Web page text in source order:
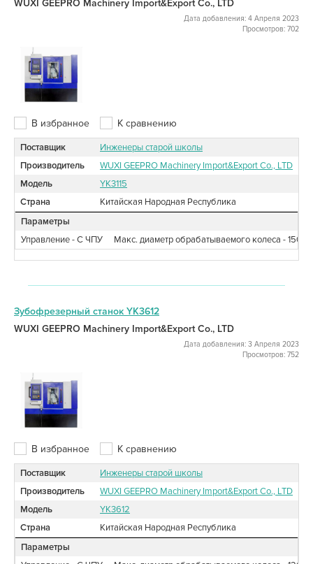
WUXI GEEPRO Machinery Import&Export Co., LTD
Дата добавления: 4 Апреля 2023
Просмотров: 702
В избранное К сравнению
Поставщик
Инженеры старой школы
Производитель
WUXI GEEPRO Machinery Import&Export Co., LTD
Модель
YK3115
Страна
Китайская Народная Республика
Параметры
Управление - С ЧПУ
Макс. диаметр обрабатываемого колеса - 150
Зубофрезерный станок YK3612
WUXI GEEPRO Machinery Import&Export Co., LTD
Дата добавления: 3 Апреля 2023
Просмотров: 752
В избранное К сравнению
Поставщик
Инженеры старой школы
Производитель
WUXI GEEPRO Machinery Import&Export Co., LTD
Модель
YK3612
Страна
Китайская Народная Республика
Параметры